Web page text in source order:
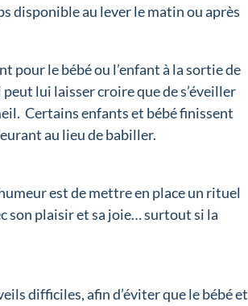
disponible au lever le matin ou après
pour le bébé ou l’enfant à la sortie de
lui laisser croire que de s’éveiller
Certains enfants et bébé finissent
au lieu de babiller.
est de mettre en place un rituel
son plaisir et sa joie… surtout si la
difficiles, afin d’éviter que le bébé et